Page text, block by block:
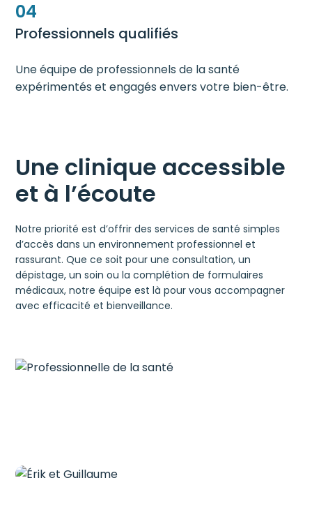
04
Professionnels qualifiés
Une équipe de professionnels de la santé
expérimentés et engagés envers votre bien-être.
Une clinique accessible
et à l’écoute
Notre priorité est d’offrir des services de santé simples
d’accès dans un environnement professionnel et
rassurant. Que ce soit pour une consultation, un
dépistage, un soin ou la complétion de formulaires
médicaux, notre équipe est là pour vous accompagner
avec efficacité et bienveillance.